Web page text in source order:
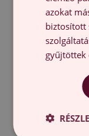
stílusokhoz.
munkálatok
adni a
akár csak egy
friss, új
az inspiráló
végeredményt.
vonalak a
azokat
biztosított
gyűjtöttek